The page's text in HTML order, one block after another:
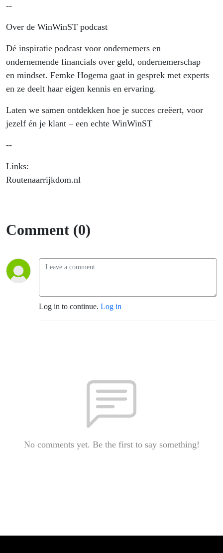
--
Over de WinWinST podcast
Dé inspiratie podcast voor ondernemers en
ondernemende financials over geld, ondernemerschap
en mindset. Femke Hogema gaat in gesprek met experts
en ze deelt haar eigen kennis en ervaring.
Laten we samen ontdekken hoe je succes creëert, voor
jezelf én je klant – een echte WinWinST
--
Links:
Routenaarrijkdom.nl
Comment (0)
Log in to continue. Log in
No comments yet. Be the first to say something!